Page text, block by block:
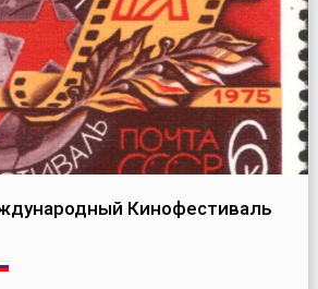
Кинофестиваль